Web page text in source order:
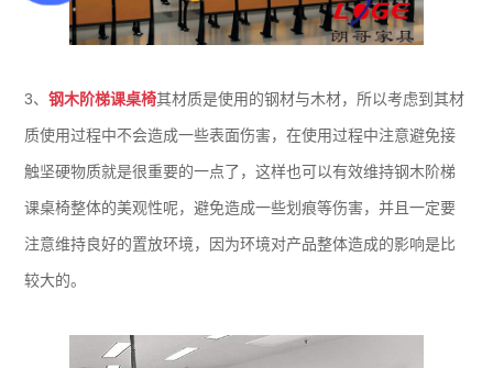
3、钢木阶梯课桌椅其材质是使用的钢材与木材，所以考虑到其材
质使用过程中不会造成一些表面伤害，在使用过程中注意避免接
触坚硬物质就是很重要的一点了，这样也可以有效维持钢木阶梯
课桌椅整体的美观性呢，避免造成一些划痕等伤害，并且一定要
注意维持良好的置放环境，因为环境对产品整体造成的影响是比
较大的。